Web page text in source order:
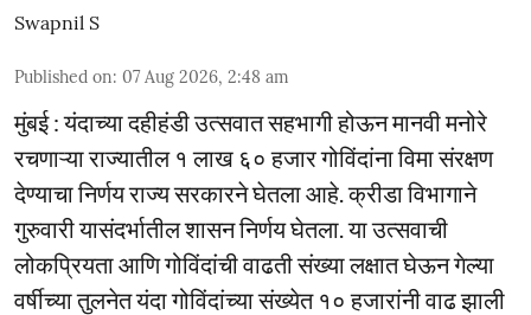
Swapnil S
Published on: 07 Aug 2026, 2:48 am
मुंबई : यंदाच्या दहीहंडी उत्सवात सहभागी होऊन मानवी मनोरे
रचणाऱ्या राज्यातील १ लाख ६० हजार गोविंदांना विमा संरक्षण
देण्याचा निर्णय राज्य सरकारने घेतला आहे. क्रीडा विभागाने
गुरुवारी यासंदर्भातील शासन निर्णय घेतला. या उत्सवाची
लोकप्रियता आणि गोविंदांची वाढती संख्या लक्षात घेऊन गेल्या
वर्षीच्या तुलनेत यंदा गोविंदांच्या संख्येत १० हजारांनी वाढ झाली